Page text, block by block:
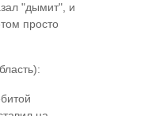
"дымит", и
просто